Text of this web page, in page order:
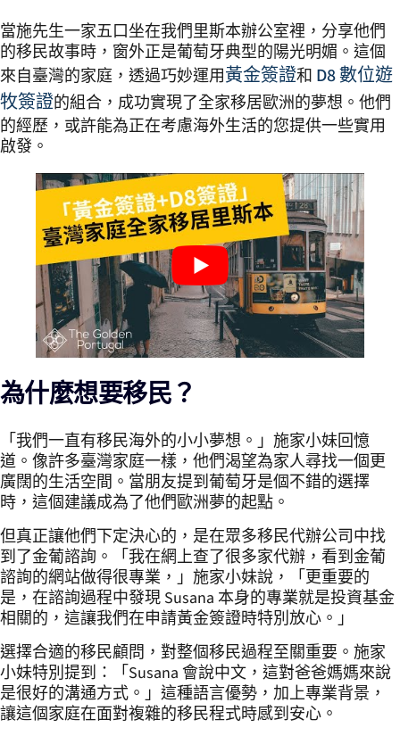
當施先生一家五口坐在我們里斯本辦公室裡，分享他們
的移民故事時，窗外正是葡萄牙典型的陽光明媚。這個
來自臺灣的家庭，透過巧妙運用黃金簽證和 D8 數位遊
牧簽證的組合，成功實現了全家移居歐洲的夢想。他們
的經歷，或許能為正在考慮海外生活的您提供一些實用
啟發。
為什麼想要移民？
「我們一直有移民海外的小小夢想。」施家小妹回憶
道。像許多臺灣家庭一樣，他們渴望為家人尋找一個更
廣闊的生活空間。當朋友提到葡萄牙是個不錯的選擇
時，這個建議成為了他們歐洲夢的起點。
但真正讓他們下定決心的，是在眾多移民代辦公司中找
到了金葡諮詢。「我在網上查了很多家代辦，看到金葡
諮詢的網站做得很專業，」施家小妹說，「更重要的
是，在諮詢過程中發現 Susana 本身的專業就是投資基金
相關的，這讓我們在申請黃金簽證時特別放心。」
選擇合適的移民顧問，對整個移民過程至關重要。施家
小妹特別提到：「Susana 會說中文，這對爸爸媽媽來說
是很好的溝通方式。」這種語言優勢，加上專業背景，
讓這個家庭在面對複雜的移民程式時感到安心。